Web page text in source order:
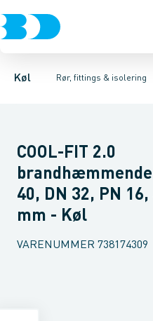
Køl Rør, fittings & isolering
Kompressorer
Kølekobberrør, fittings &
Rør 2.0 Vinkler 90gr. 2.0
COOL-FIT 2.0
40, DN 32, PN 16,
mm - Køl
VARENUMMER 738174309